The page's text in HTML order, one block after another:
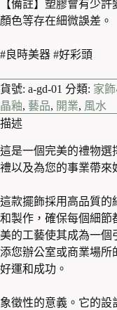
擺
飾
量
【備註】塑膠會有少
顏色等存在細微誤差。
#良時美器 #好彩頭
貨號: a-gd-01 分類: 家
晶釉, 藝品, 開業, 風水
描述
這是一個完美的禮物選
禮以及為您的事業帶來
這款擺飾採用高品質的
和製作，確保每個細節
美的工藝使其成為一個
添您辦公室或商業場所
好運和成功。
象徵性的意義。它的設